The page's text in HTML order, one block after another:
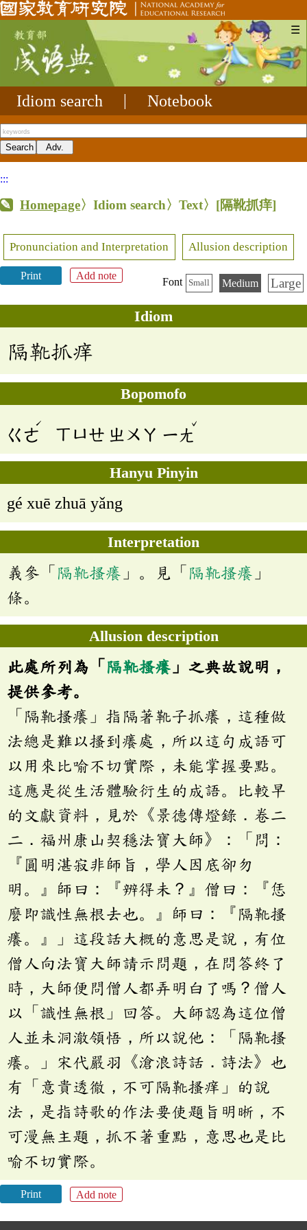
☰
Idiom search Notebook
:::
Homepage〉Idiom search〉Text〉 [隔靴抓痒]
Pronunciation and Interpretation Allusion description
Print Add note
Font Small Medium Large
Idiom
隔靴抓痒
Bopomofo
ㄍㄜ
ˊ
ㄒㄩㄝ ㄓㄨㄚ ㄧㄤ
ˇ
Hanyu Pinyin
gé xuē zhuā yǎng
Interpretation
義參「 隔靴搔癢 」。見「 隔靴搔癢 」
條。
Allusion description
此處所列為「 隔靴搔癢 」之典故說明，
提供參考。
「隔靴搔癢」指隔著靴子抓癢，這種做
法總是難以搔到癢處，所以這句成語可
以用來比喻不切實際，未能掌握要點。
這應是從生活體驗衍生的成語。比較早
的文獻資料，見於《景德傳燈錄．卷二
二．福州康山契穩法寶大師》：「問：
『圓明湛寂非師旨，學人因底卻勿
明。』師曰：『辨得未？』僧曰：『恁
麼即識性無根去也。』師曰：『隔靴搔
癢。』」這段話大概的意思是說，有位
僧人向法寶大師請示問題，在問答終了
時，大師便問僧人都弄明白了嗎？僧人
以「識性無根」回答。大師認為這位僧
人並未洞澈領悟，所以說他：「隔靴搔
癢。」宋代嚴羽《滄浪詩話．詩法》也
有「意貴透徹，不可隔靴搔痒」的說
法，是指詩歌的作法要使題旨明晰，不
可漫無主題，抓不著重點，意思也是比
喻不切實際。
Print Add note